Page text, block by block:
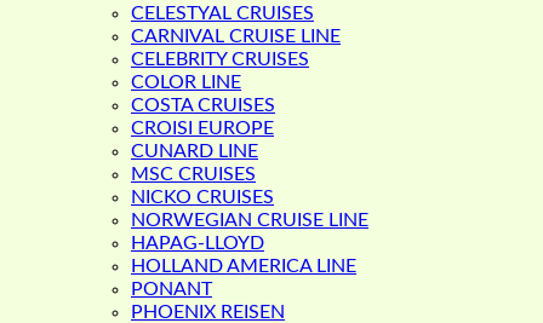
CELESTYAL CRUISES
CARNIVAL CRUISE LINE
CELEBRITY CRUISES
COLOR LINE
COSTA CRUISES
CROISI EUROPE
CUNARD LINE
MSC CRUISES
NICKO CRUISES
NORWEGIAN CRUISE LINE
HAPAG-LLOYD
HOLLAND AMERICA LINE
PONANT
PHOENIX REISEN